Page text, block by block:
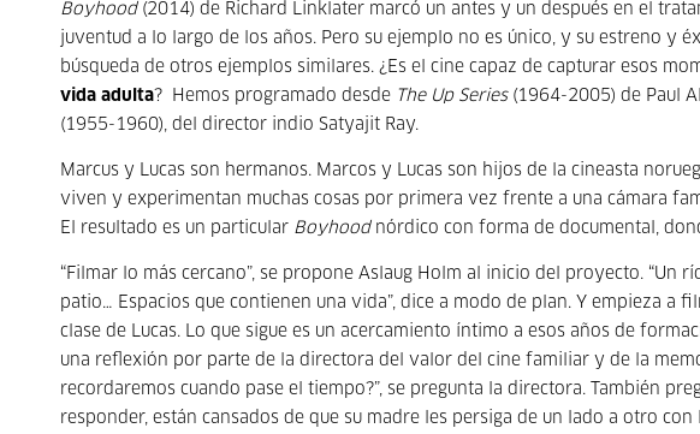
Boyhood(2014) de Richard Linklater marcó un antes y un después en el
juventud a lo largo de los años. Pero su ejemplo no es único, y su estreno y
búsqueda de otros ejemplos similares. ¿Es el cine capaz de capturar esos
vida adulta ? Hemos programado desde The Up Series(1964-2005) de Paul
(1955-1960), del director indio Satyajit Ray.
Marcus y Lucas son hermanos. Marcos y Lucas son hijos de la cineasta
viven y experimentan muchas cosas por primera vez frente a una cámara
El resultado es un particular Boyhoodnórdico con forma de documental,
“Filmar lo más cercano”, se propone Aslaug Holm al inicio del proyecto. “Un
patio… Espacios que contienen una vida”, dice a modo de plan. Y empieza a
clase de Lucas. Lo que sigue es un acercamiento íntimo a esos años de
una reflexión por parte de la directora del valor del cine familiar y de la
recordaremos cuando pase el tiempo?”, se pregunta la directora. También
responder, están cansados de que su madre les persiga de un lado a otro